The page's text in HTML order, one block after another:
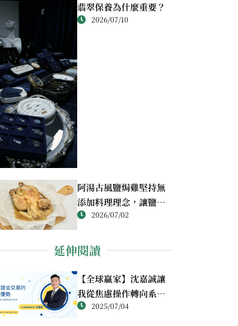
翡翠保養為什麼重要？
2026/07/10
阿湯古風鹽焗雞堅持無
添加料理理念，讓鹽焗
雞回歸最純粹的風味
2026/07/02
延伸閱讀
【全球贏家】沈嘉誠讓
我從焦慮操作轉向系統
練習，在波動中找到穩
2025/07/04